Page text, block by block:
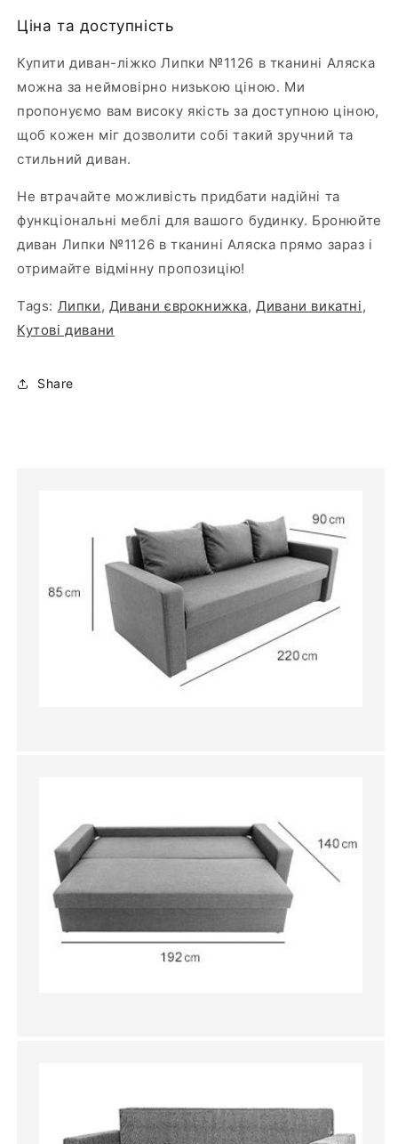
Ціна та доступність
Купити диван-ліжко Липки №1126 в тканині Аляска
можна за неймовірно низькою ціною. Ми
пропонуємо вам високу якість за доступною ціною,
щоб кожен міг дозволити собі такий зручний та
стильний диван.
Не втрачайте можливість придбати надійні та
функціональні меблі для вашого будинку. Бронюйте
диван Липки №1126 в тканині Аляска прямо зараз і
отримайте відмінну пропозицію!
Tags: Липки, Дивани єврокнижка,Дивани викатні,
Кутові дивани
Share